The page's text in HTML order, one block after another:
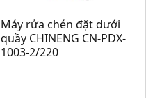
Máy rửa chén đặt dưới
quầy CHINENG CN-PDX-
1003-2/220